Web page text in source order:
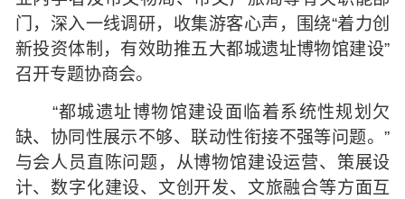
门，深入一线调研，收集游客心声，围绕“着力创
新投资体制，有效助推五大都城遗址博物馆建设”
召开专题协商会。
“都城遗址博物馆建设面临着系统性规划欠
缺、协同性展示不够、联动性衔接不强等问题。”
与会人员直陈问题，从博物馆建设运营、策展设
计、数字化建设、文创开发、文旅融合等方面互